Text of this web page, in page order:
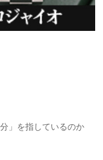
」を指しているのか